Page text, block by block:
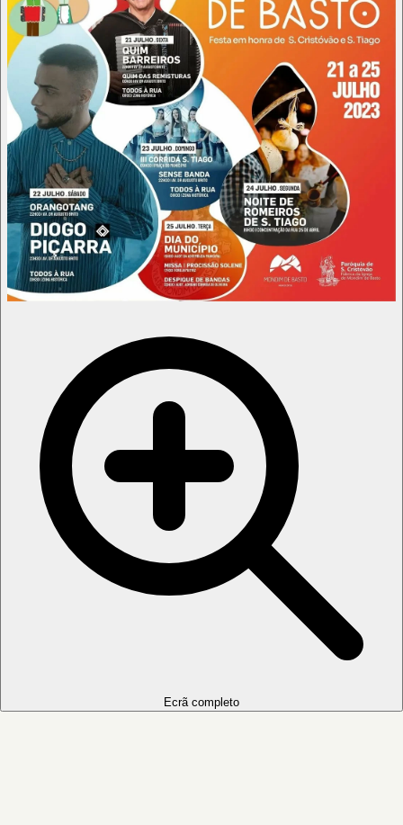
Ecrã completo